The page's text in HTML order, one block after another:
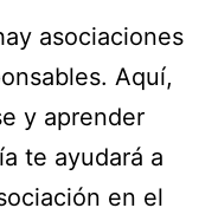
asociaciones
Aquí,
y aprender
te ayudará a
en el